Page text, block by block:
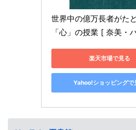
世界中の億万長者がた
「心」の授業 [ 奈美・
楽天市場で見る
Yahoo!ショッピングで